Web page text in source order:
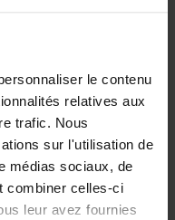
le contenu
relatives aux
trafic. Nous
sur l'utilisation de
médias sociaux, de
combiner celles-ci
leur avez fournies
= Building
De Feyter
Carolien Boom
2025 200